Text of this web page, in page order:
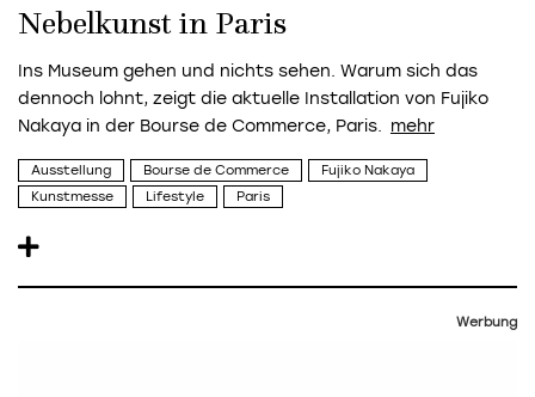
Nebelkunst in Paris
Ins Museum gehen und nichts sehen. Warum sich das
dennoch lohnt, zeigt die aktuelle Installation von Fujiko
Nakaya in der Bourse de Commerce, Paris.
Ausstellung Bourse de Commerce
Fujiko Nakaya
Kunstmesse
Lifestyle Paris
Werbung